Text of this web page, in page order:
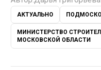
АКТУАЛЬНО
МИНИСТЕРСТВО
МОСКОВСКОЙ ОБЛАСТИ